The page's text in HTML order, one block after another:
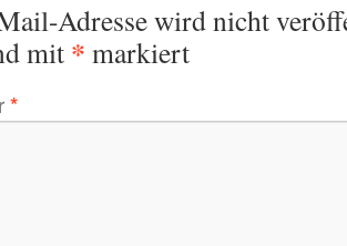
Adresse wird nicht
mit * markiert
*